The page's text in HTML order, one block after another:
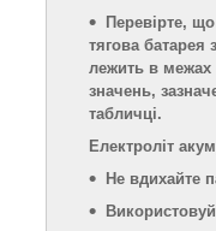
Перевірте,
тягова
лежить в межах
значень,
табличці.
Електроліт
Не вдихайте